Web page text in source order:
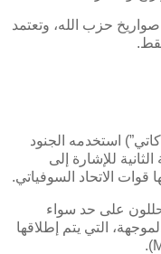
حزب الله، وتعتمد
استخدمه الجنود
للإشارة إلى
على حد سواء
التي يتم إطلاقها
.